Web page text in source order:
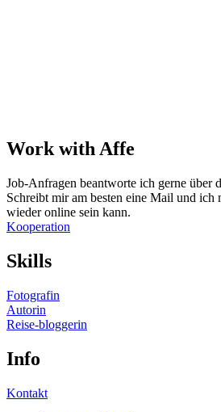
Work with Affe
Job-Anfragen beantworte ich gerne über
Schreibt mir am besten eine Mail und ich
wieder online sein kann.
Kooperation
Skills
Fotografin
Autorin
Reise-bloggerin
Info
Kontakt